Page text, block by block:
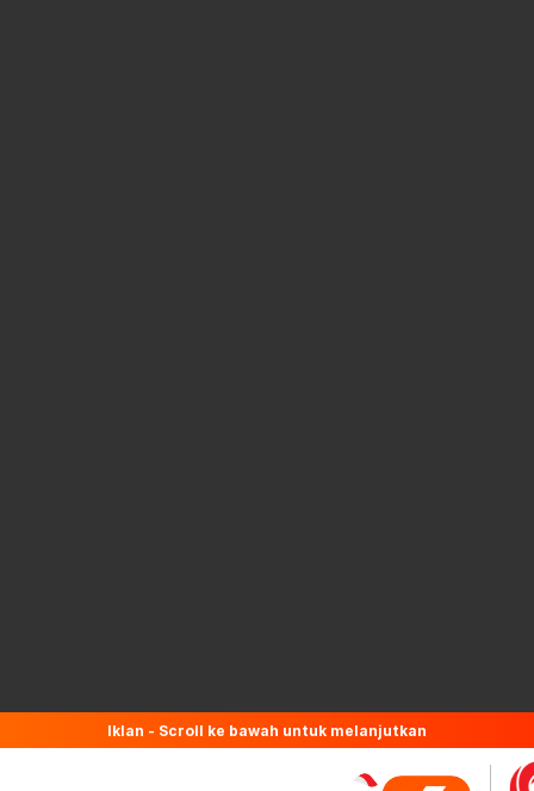
Iklan - Scroll ke bawah untuk melanjutkan